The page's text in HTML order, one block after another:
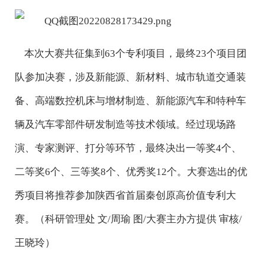
本次大赛共征集到63个专利项目，最终23个项目团
队参加决赛，涉及新能源、新材料、城市轨道交通装
备、高端数控机床与增材制造、新能源汽车和特种车
辆及汽车零部件研发制造等技术领域。经过现场路
演、专家测评、打分等环节，最终决出一等奖4个、
二等奖6个、三等奖8个、优秀奖12个。大赛选出的优
秀项目将推荐参加陕西省首届秦创原高价值专利大
赛。（科研管理处 文/周瑜 图/大赛主办方提供 审核/
王晓玲）